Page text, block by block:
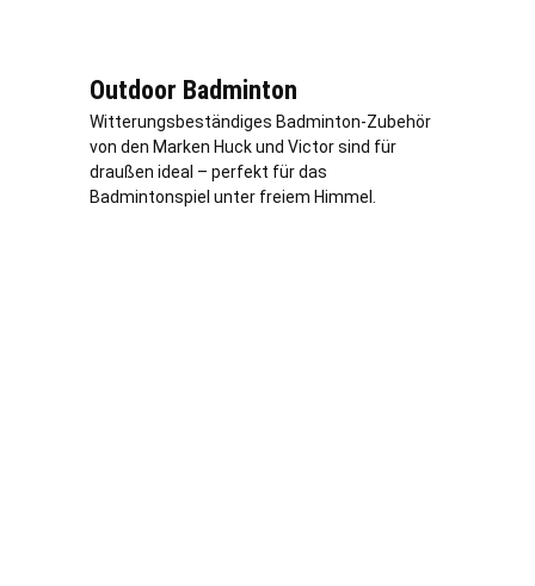
Outdoor Badminton
Witterungsbeständiges Badminton-Zubehör
von den Marken Huck und Victor sind für
draußen ideal – perfekt für das
Badmintonspiel unter freiem Himmel.